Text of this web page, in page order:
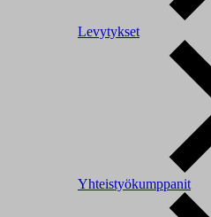
Levytykset
Yhteistyökumppanit